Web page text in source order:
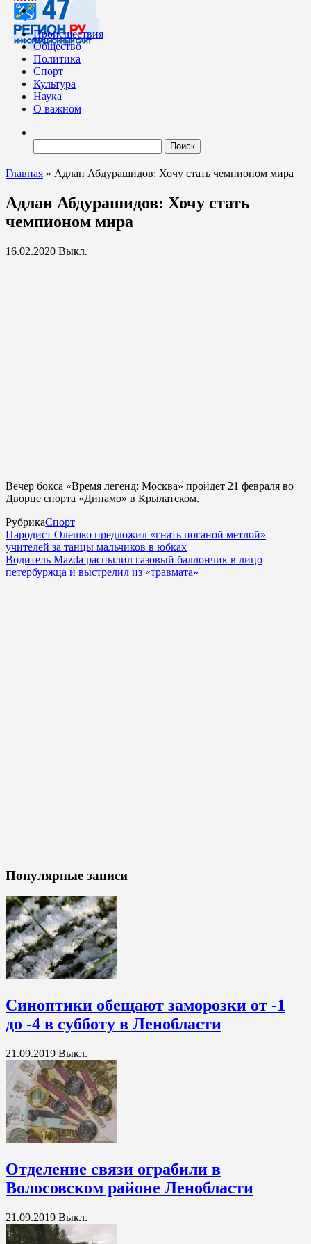
Происшествия
Общество
Политика
Спорт
Культура
Наука
О важном
Главная » Адлан Абдурашидов: Хочу стать чемпионом мира
Адлан Абдурашидов: Хочу стать
чемпионом мира
16.02.2020 Выкл.
Вечер бокса «Время легенд: Москва» пройдет 21 февраля во
Дворце спорта «Динамо» в Крылатском.
РубрикаСпорт
Пародист Олешко предложил «гнать поганой метлой»
учителей за танцы мальчиков в юбках
Водитель Mazda распылил газовый баллончик в лицо
петербуржца и выстрелил из «травмата»
Популярные записи
Синоптики обещают заморозки от -1
до -4 в субботу в Ленобласти
21.09.2019 Выкл.
Отделение связи ограбили в
Волосовском районе Ленобласти
21.09.2019 Выкл.